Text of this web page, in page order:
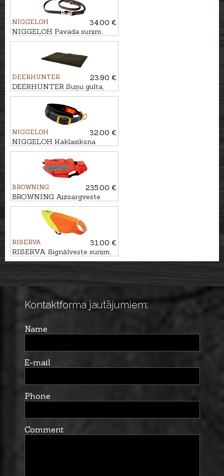
NIGGELOH
34.00 €
NIGGELOH Pavada sunim,
3,6m
DEERHUNTER
23.90 €
DEERHUNTER Suņu gulta,
70x100cm
NIGGELOH
32.00 €
NIGGELOH Kaklasiksna
sunim DELUXE, 40-50cm
BROWNING
235.00 €
BROWNING Aizsargveste
sunim HUNTER, 60cm
RISERVA
31.00 €
RISERVA Signālveste sunim,
L/XL
Kontaktforma jautājumiem:
Name
E-mail
Phone
Comment